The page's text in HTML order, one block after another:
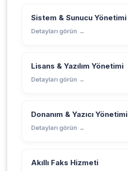
Sistem & Sunucu Yönetimi
Detayları görün →
Lisans & Yazılım Yönetimi
Detayları görün →
Donanım & Yazıcı Yönetimi
Detayları görün →
Akıllı Faks Hizmeti